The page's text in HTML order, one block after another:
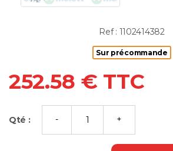
Ref : 1102414382
Sur précommande
252.58 € TTC
Qté :